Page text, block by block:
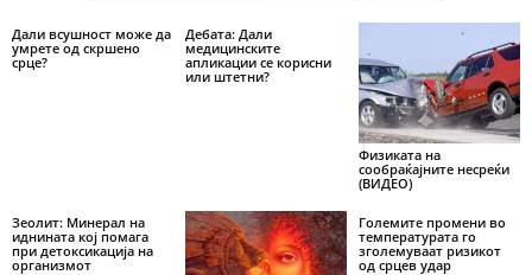
Дали всушност може да
умрете од скршено
срце?
Дебата: Дали
медицинските
апликации се корисни
или штетни?
Физиката на
сообраќајните несреќи
(ВИДЕО)
Зеолит: Минерал на
иднината кој помага
при детоксикација на
организмот
Големите промени во
температурата го
зголемуваат ризикот
од срцев удар